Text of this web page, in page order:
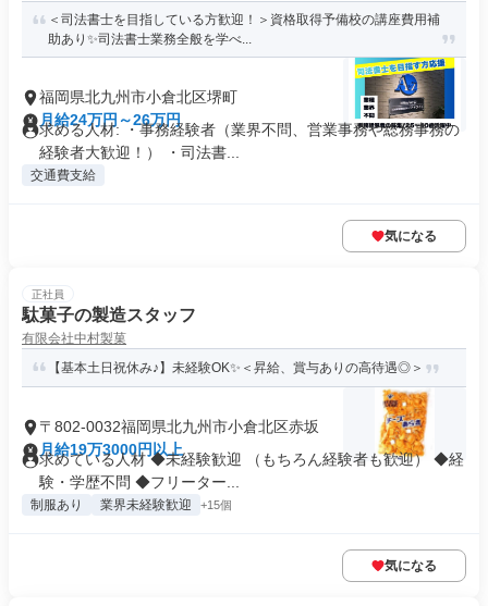
＜司法書士を目指している方歓迎！＞資格取得予備校の講座費用補
助あり✨司法書士業務全般を学べ...
福岡県北九州市小倉北区堺町
月給24万円～26万円
求める人材: ・事務経験者（業界不問、営業事務や総務事務の
経験者大歓迎！） ・司法書...
交通費支給
気になる
正社員
駄菓子の製造スタッフ
有限会社中村製菓
【基本土日祝休み♪】未経験OK✨＜昇給、賞与ありの高待遇◎＞
〒802-0032福岡県北九州市小倉北区赤坂
月給19万3000円以上
求めている人材 ◆未経験歓迎 （もちろん経験者も歓迎） ◆経
験・学歴不問 ◆フリーター...
制服あり 業界未経験歓迎 +15個
気になる